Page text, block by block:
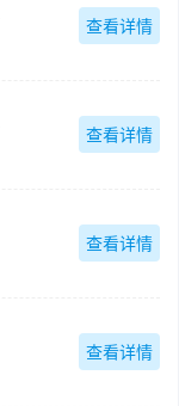
查看详情
查看详情
查看详情
查看详情